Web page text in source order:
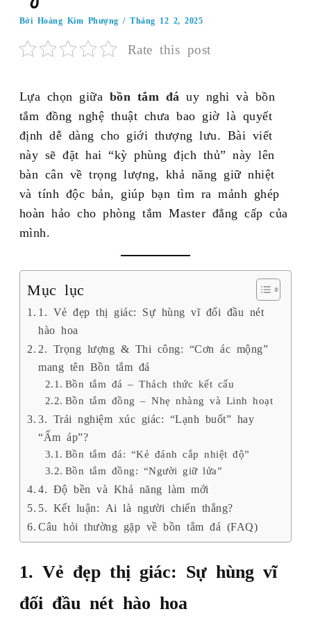
Bởi Hoàng Kim Phượng/Tháng 12 2, 2025
Rate this post
Lựa chọn giữa bồn tắm đá uy nghi và bồn
tắm đồng nghệ thuật chưa bao giờ là quyết
định dễ dàng cho giới thượng lưu. Bài viết
này sẽ đặt hai “kỳ phùng địch thủ” này lên
bàn cân về trọng lượng, khả năng giữ nhiệt
và tính độc bản, giúp bạn tìm ra mảnh ghép
hoàn hảo cho phòng tắm Master đẳng cấp của
mình.
Mục lục
1. Vẻ đẹp thị giác: Sự hùng vĩ đối đầu nét
hào hoa
2. Trọng lượng & Thi công: “Cơn ác mộng”
mang tên Bồn tắm đá
Bồn tắm đá – Thách thức kết cấu
Bồn tắm đồng – Nhẹ nhàng và Linh hoạt
3. Trải nghiệm xúc giác: “Lạnh buốt” hay
“Ấm áp”?
Bồn tắm đá: “Kẻ đánh cắp nhiệt độ”
Bồn tắm đồng: “Người giữ lửa”
4. Độ bền và Khả năng làm mới
5. Kết luận: Ai là người chiến thắng?
Câu hỏi thường gặp về bồn tắm đá (FAQ)
1. Vẻ đẹp thị giác: Sự hùng vĩ
đối đầu nét hào hoa